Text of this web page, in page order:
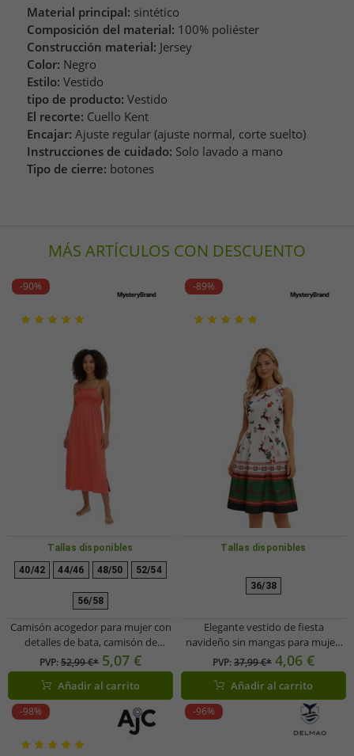
Material principal: sintético
Composición del material: 100% poliéster
Construcción material: Jersey
Color: Negro
Estilo: Vestido
tipo de producto: Vestido
El recorte: Cuello Kent
Encajar: Ajuste regular (ajuste normal, corte suelto)
Instrucciones de cuidado: Solo lavado a mano
Tipo de cierre: botones
MÁS ARTÍCULOS CON DESCUENTO
-90%
Tallas disponibles
40/42 44/46 48/50 52/54
56/58
Camisón acogedor para mujer con
detalles de bata, camisón de
algodón 912155 rojo
PVP:52,99 €* 5,07 €
Añadir al carrito
-89%
Tallas disponibles
36/38
Elegante vestido de fiesta
navideño sin mangas para mujer,
con estampado festivo y falda
acampanada 967618 negro/rojo
PVP:37,99 €* 4,06 €
Añadir al carrito
-98% -96%